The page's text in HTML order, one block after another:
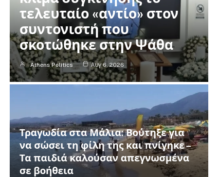
τελευταίο «αντίο» στον
συντονιστή που
σκοτώθηκε στην Ψάθα
Athens Politics Αυγ 6, 2026
Τραγωδία στα Μάλια: Βούτηξε για
να σώσει τη φίλη της και πνίγηκε –
Τα παιδιά καλούσαν απεγνωσμένα
σε βοήθεια